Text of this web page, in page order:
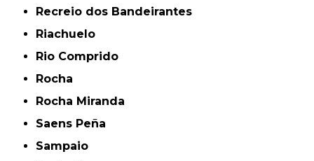
Recreio dos Bandeirantes
Riachuelo
Rio Comprido
Rocha
Rocha Miranda
Saens Peña
Sampaio